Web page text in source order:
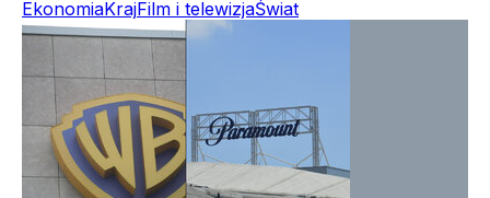
EkonomiaKrajFilm i telewizjaŚwiat